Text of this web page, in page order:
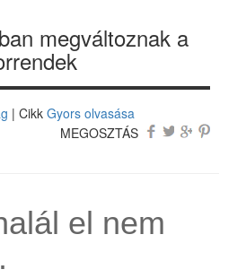
megváltoznak a
| Cikk Gyors olvasása
MEGOSZTÁS
el nem